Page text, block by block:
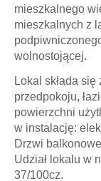
mieszkalnego
mieszkalnych z
wolnostojącej.
Lokal składa
przedpokoju,
powierzchni
w instalację:
Drzwi
Udział lokalu w
37/100cz.